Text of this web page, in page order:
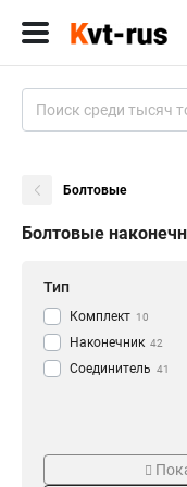
Болтовые
Болтовые
Тип
Комплект 10
Наконечник 42
Соединитель 41